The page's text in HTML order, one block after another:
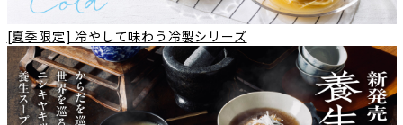
[夏季限定] 冷やして味わう冷製シリーズ